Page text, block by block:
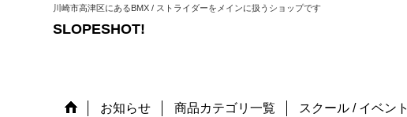
川崎市高津区にあるBMX / ストライダーをメインに扱うショップです
SLOPESHOT!
お知らせ 商品カテゴリ一覧 スクール / イベント